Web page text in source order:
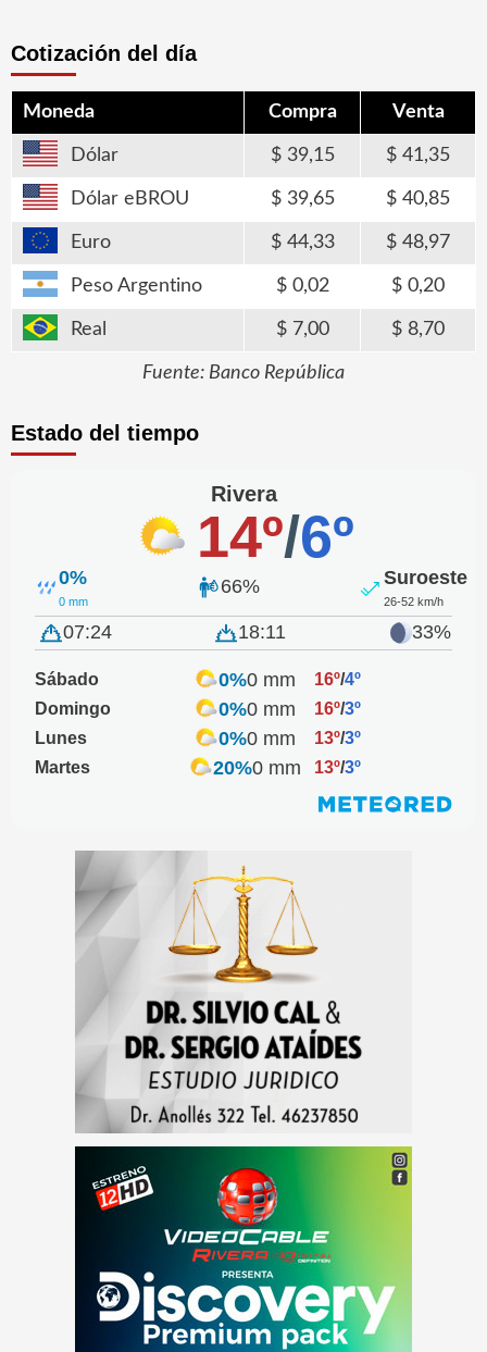
Cotización del día
Moneda Compra Venta
Dólar 39,15 41,35
Dólar eBROU 39,65 40,85
Euro 44,33 48,97
Peso Argentino 0,02 0,20
Real 7,00 8,70
Fuente: Banco República
Estado del tiempo
Rivera
14º/6º
0%
0 mm
66% Suroeste
26-52 km/h
07:24 18:11 33%
Sábado 0%0 mm 16º/4º
Domingo
0%0 mm 16º/3º
Lunes
0%0 mm 13º/3º
Martes
20%0 mm 13º/3º